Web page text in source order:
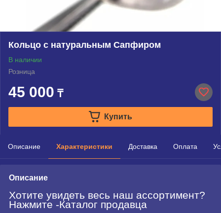
Кольцо с натуральным Сапфиром
В наличии
Розница
45 000 ₸
Купить
Описание Характеристики Доставка Оплата
Описание
Хотите увидеть весь наш ассортимент?
Нажмите -Каталог продавца